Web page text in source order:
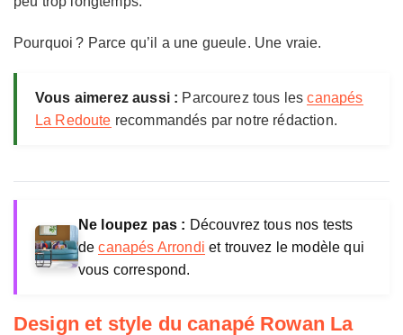
Pourquoi ? Parce qu’il a une gueule. Une vraie.
Vous aimerez aussi : Parcourez tous lescanapés
La Redoute recommandés par notre rédaction.
Ne loupez pas : Découvrez tous nos tests
decanapés Arrondi et trouvez le modèle qui
vous correspond.
Design et style du canapé Rowan La